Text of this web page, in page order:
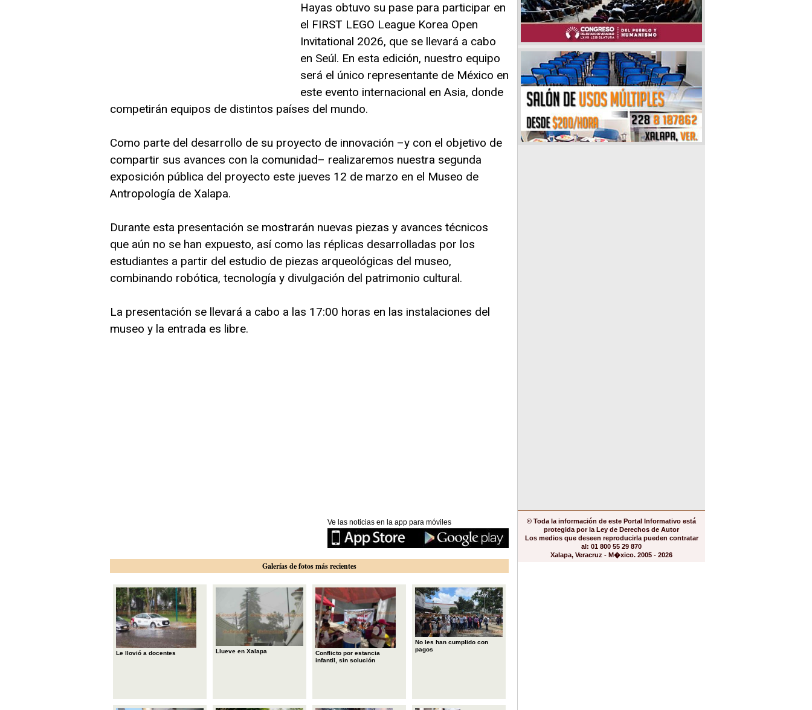
Hayas obtuvo su pase para participar en
el FIRST LEGO League Korea Open
Invitational 2026, que se llevará a cabo
en Seúl. En esta edición, nuestro equipo
será el único representante de México en
este evento internacional en Asia, donde
competirán equipos de distintos países del mundo.
Como parte del desarrollo de su proyecto de innovación –y con el objetivo de
compartir sus avances con la comunidad– realizaremos nuestra segunda
exposición pública del proyecto este jueves 12 de marzo en el Museo de
Antropología de Xalapa.
Durante esta presentación se mostrarán nuevas piezas y avances técnicos
que aún no se han expuesto, así como las réplicas desarrolladas por los
estudiantes a partir del estudio de piezas arqueológicas del museo,
combinando robótica, tecnología y divulgación del patrimonio cultural.
La presentación se llevará a cabo a las 17:00 horas en las instalaciones del
museo y la entrada es libre.
Ve las noticias en la app para móviles
Galerías de fotos más recientes
Le llovió a docentes Llueve en Xalapa
Conflicto por estancia
infantil, sin solución
No les han cumplido con
pagos
© Toda la información de este Portal Informativo está
protegida por la Ley de Derechos de Autor
Los medios que deseen reproducirla pueden contratar
al: 01 800 55 29 870
Xalapa, Veracruz - M�xico. 2005 - 2026